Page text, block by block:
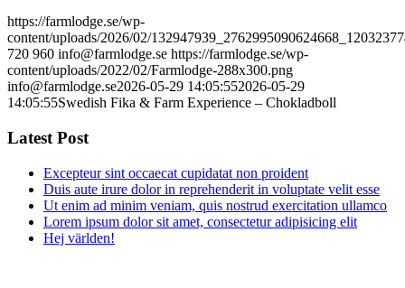
https://farmlodge.se/wp-
content/uploads/2026/02/
720 960 info@farmlodge.se https://farmlodge.se/wp-
content/uploads/2022/02/Farmlodge-288x300.png
info@farmlodge.se2026-05-29 14:05:552026-05-29
14:05:55Swedish Fika & Farm Experience – Chokladboll
Latest Post
Excepteur sint occaecat cupidatat non proident
Duis aute irure dolor in reprehenderit in voluptate velit esse
Ut enim ad minim veniam, quis nostrud exercitation ullamco
Lorem ipsum dolor sit amet, consectetur adipisicing elit
Hej världen!